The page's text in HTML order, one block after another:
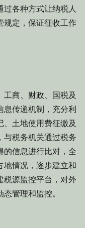
过各种方式让纳税人
规定，保证征收工作
商、财政、国税及
息传递机制，充分利
、土地使用费征缴及
与税务机关通过税务
的信息进行比对，全
地情况，逐步建立和
税源监控平台，对外
管理和监控。